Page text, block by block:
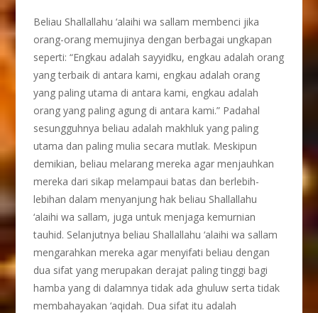
Beliau Shallallahu ‘alaihi wa sallam membenci jika
orang-orang memujinya dengan berbagai ungkapan
seperti: “Engkau adalah sayyidku, engkau adalah orang
yang terbaik di antara kami, engkau adalah orang
yang paling utama di antara kami, engkau adalah
orang yang paling agung di antara kami.” Padahal
sesungguhnya beliau adalah makhluk yang paling
utama dan paling mulia secara mutlak. Meskipun
demikian, beliau melarang mereka agar menjauhkan
mereka dari sikap melampaui batas dan berlebih-
lebihan dalam menyanjung hak beliau Shallallahu
‘alaihi wa sallam, juga untuk menjaga kemurnian
tauhid. Selanjutnya beliau Shallallahu ‘alaihi wa sallam
mengarahkan mereka agar menyifati beliau dengan
dua sifat yang merupakan derajat paling tinggi bagi
hamba yang di dalamnya tidak ada ghuluw serta tidak
membahayakan ‘aqidah. Dua sifat itu adalah